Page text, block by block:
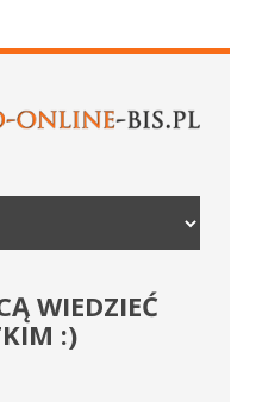
WIEDZIEĆ
:)